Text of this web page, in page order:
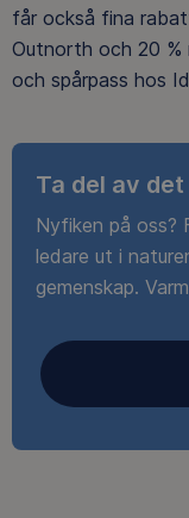
får också fina
Outnorth och 20
och spårpass hos
Ta del av
Nyfiken på oss?
ledare ut i
gemenskap.